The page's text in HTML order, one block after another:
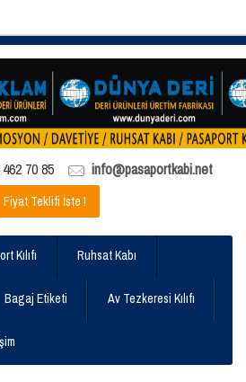
70 85 info@pasaportkabi.net
Fiyat Teklifi İste !
Kılıfı Ruhsat Kabı
Bagaj Etiketi Av Tezkeresi Kılıfı